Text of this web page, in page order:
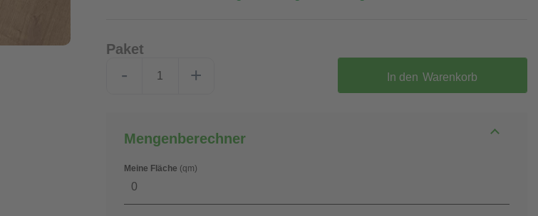
Paket
- + In den Warenkorb
Mengenberechner
Meine Fläche (qm)